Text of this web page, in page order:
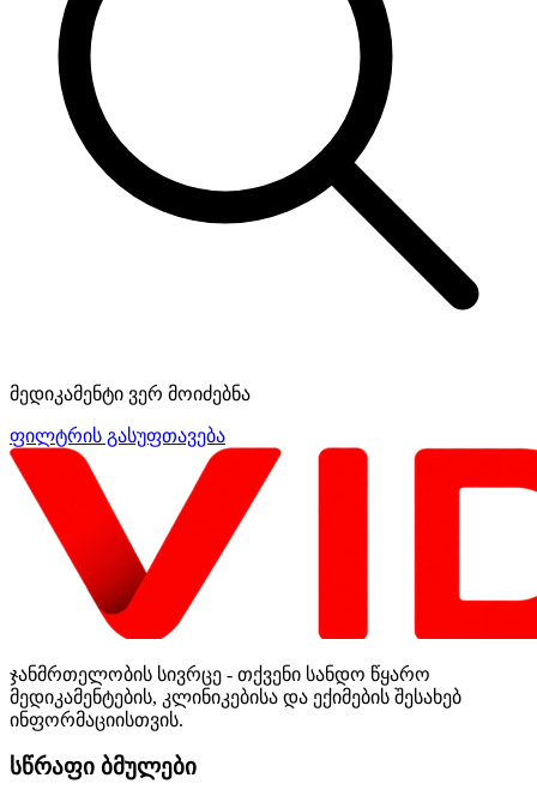
მედიკამენტი ვერ მოიძებნა
ფილტრის გასუფთავება
ჯანმრთელობის სივრცე - თქვენი სანდო წყარო
მედიკამენტების, კლინიკებისა და ექიმების შესახებ
ინფორმაციისთვის.
სწრაფი ბმულები